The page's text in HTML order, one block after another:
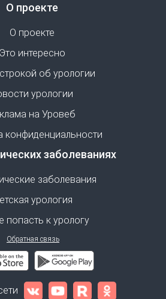
О проекте
О проекте
Это интересно
об урологии
урологии
на Уровеб
конфиденциальности
заболеваниях
заболевания
урология
попасть к урологу
Обратная связь